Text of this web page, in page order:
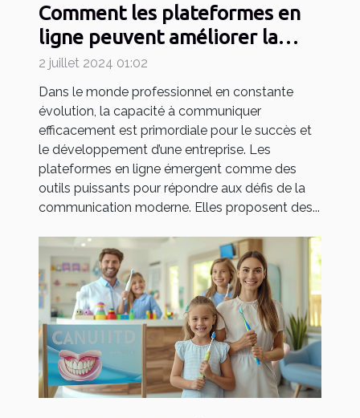
Comment les plateformes en
ligne peuvent améliorer la
communication en entreprise
2 juillet 2024 01:02
Dans le monde professionnel en constante
évolution, la capacité à communiquer
efficacement est primordiale pour le succès et
le développement d’une entreprise. Les
plateformes en ligne émergent comme des
outils puissants pour répondre aux défis de la
communication moderne. Elles proposent des...